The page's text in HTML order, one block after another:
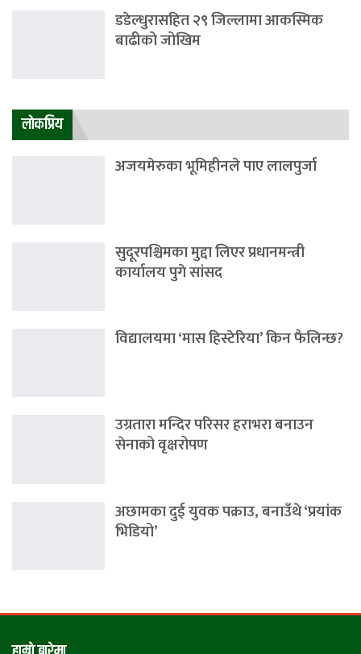
डडेल्धुरासहित २९ जिल्लामा आकस्मिक
बाढीको जोखिम
लाेकप्रिय
अजयमेरुका भूमिहीनले पाए लालपुर्जा
सुदूरपश्चिमका मुद्दा लिएर प्रधानमन्त्री
कार्यालय पुगे सांसद
विद्यालयमा ‘मास हिस्टेरिया’ किन फैलिन्छ?
उग्रतारा मन्दिर परिसर हराभरा बनाउन
सेनाको वृक्षरोपण
अछामका दुई युवक पक्राउ, बनाउँथे ‘प्रयांक
भिडियो’